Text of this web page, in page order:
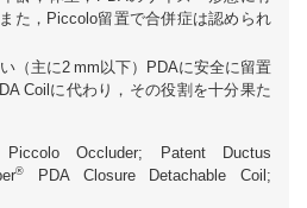
た，Piccolo留置で合併症は認められ
（主に2 mm以下）PDAに安全に留置
Coilに代わり，その役割を十分果た
Piccolo Occluder; Patent Ductus
®
PDA Closure Detachable Coil;